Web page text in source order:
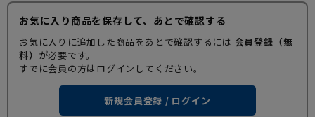
お気に入り商品を保存して、あとで確認する
お気に入りに追加した商品をあとで確認するには 会員登録（無
料） が必要です。
すでに会員の方はログインしてください。
新規会員登録 / ログイン